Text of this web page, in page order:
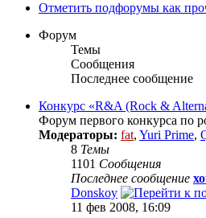
Отметить подфорумы как
Форум
Темы
Сообщения
Последнее сообщение
Конкурс «R&A (Rock &
Форум первого конкурса по
Модераторы: fat, Yuri Prime,
8 Темы
1101 Сообщения
Последнее сообщение
Donskoy
11 фев 2008, 16:09